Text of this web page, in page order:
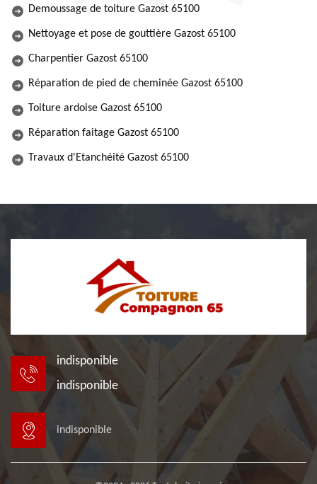
Demoussage de toiture Gazost 65100
Nettoyage et pose de gouttière Gazost 65100
Charpentier Gazost 65100
Réparation de pied de cheminée Gazost 65100
Toiture ardoise Gazost 65100
Réparation faitage Gazost 65100
Travaux d'Etanchéité Gazost 65100
indisponible
indisponible
indisponible